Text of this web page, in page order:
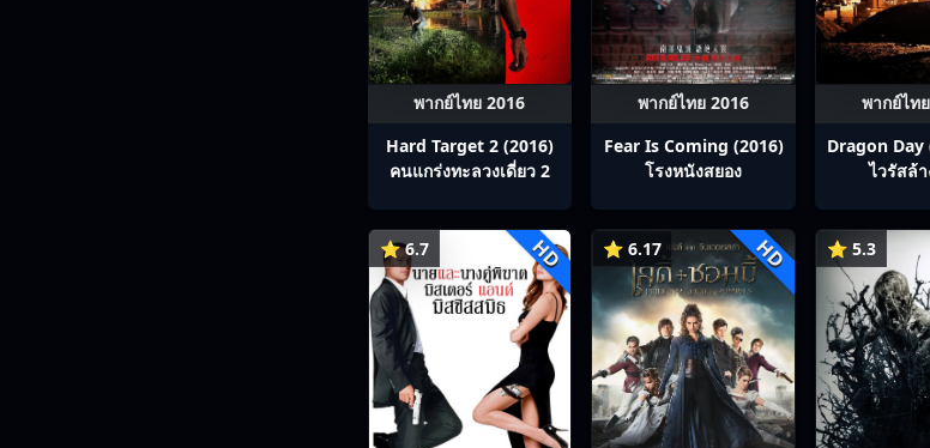
พากย์ไทย 2016
Hard Target 2 (2016)
คนแกร่งทะลวงเดี่ยว 2
พากย์ไทย 2016
Fear Is Coming (2016)
โรงหนังสยอง
พากย์ไท
Dragon Day
ไวรัสล้
⭐ 6.7 HD ⭐ 6.17 HD ⭐ 5.3